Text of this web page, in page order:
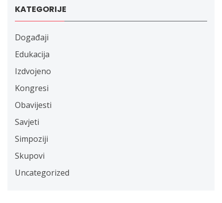
KATEGORIJE
Događaji
Edukacija
Izdvojeno
Kongresi
Obavijesti
Savjeti
Simpoziji
Skupovi
Uncategorized